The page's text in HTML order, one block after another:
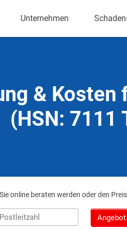
Unternehmen
& Kosten
(HSN: 7111
online beraten werden oder den